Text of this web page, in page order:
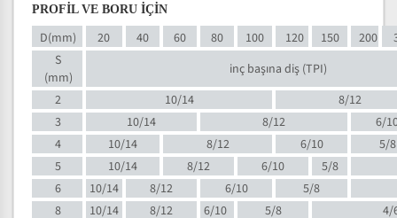
PROFİL VE BORU İÇİN
D(mm) 20 40 60 80 100 120 150 200
S
(mm)
inç başına diş (TPI)
2
10/14
8/12
3
10/14 8/12
6/
4
10/14 8/12 6/10
5/8
5
10/14 8/12 6/10
5/8
6
10/14 8/12 6/10
5/8
8
10/14 8/12 6/10 5/8
4/